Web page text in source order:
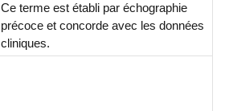
Ce terme est établi par échographie
précoce et concorde avec les données
cliniques.